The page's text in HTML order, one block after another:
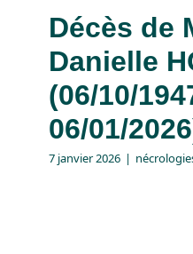
Décès de
Danielle
(06/10/
06/01/
7 janvier 2026 |